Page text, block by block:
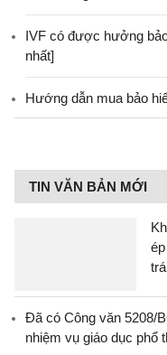
IVF có được hưởng
nhất]
Hướng dẫn mua bảo
TIN VĂN BẢN MỚI
Đã có Công văn 5208/
nhiệm vụ giáo dục phổ